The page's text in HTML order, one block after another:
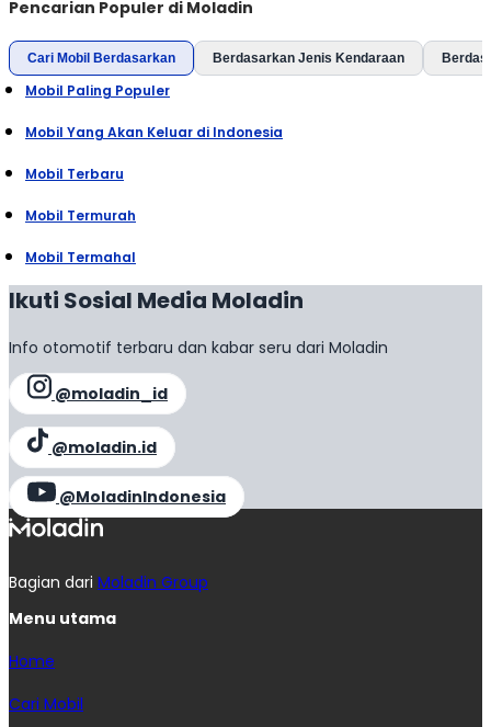
Pencarian Populer di Moladin
Cari Mobil Berdasarkan Berdasarkan Jenis Kendaraan
Mobil Paling Populer
Mobil Yang Akan Keluar di Indonesia
Mobil Terbaru
Mobil Termurah
Mobil Termahal
Ikuti Sosial Media Moladin
Info otomotif terbaru dan kabar seru dari Moladin
@moladin_id
@moladin.id
@MoladinIndonesia
Bagian dari Moladin Group
Menu utama
Home
Cari Mobil